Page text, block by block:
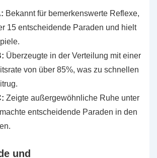
Bekannt für bemerkenswerte Reflexe,
15 entscheidende Paraden und hielt
Überzeugte in der Verteilung mit einer
von über 85%, was zu schnellen
Zeigte außergewöhnliche Ruhe unter
entscheidende Paraden in den
und